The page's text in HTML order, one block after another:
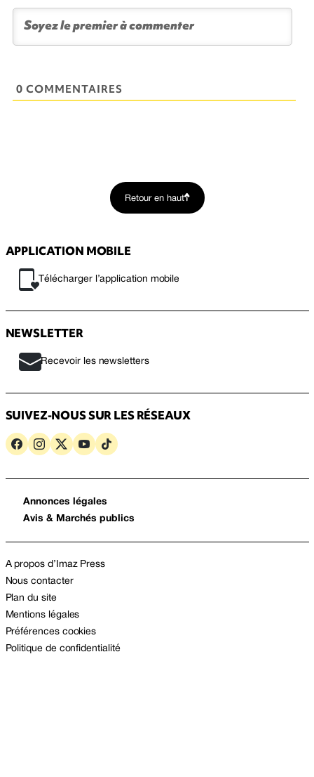
0 COMMENTAIRES
Retour en haut
APPLICATION MOBILE
Télécharger l’application mobile
NEWSLETTER
Recevoir les newsletters
SUIVEZ-NOUS SUR LES RÉSEAUX
Annonces légales
Avis & Marchés publics
A propos d’Imaz Press
Nous contacter
Plan du site
Mentions légales
Préférences cookies
Politique de confidentialité